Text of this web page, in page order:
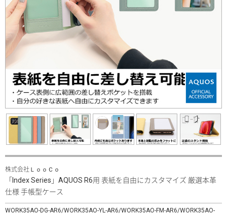
株式会社ＬｏｏＣｏ
「Index Series」AQUOS R6用 表紙を自由にカスタマイズ 厳選本革
仕様 手帳型ケース
WORK35AO-DG-AR6/WORK35AO-YL-AR6/WORK35AO-FM-AR6/WORK35AO-